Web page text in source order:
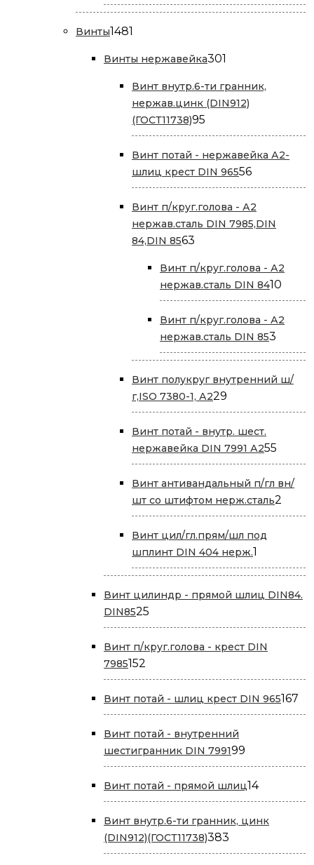
товар
Винты1481
Винты нержавейка301
Винт внутр.6-ти гранник,
нержав.цинк (DIN912)
(ГОСТ11738)95
товаров
Винт потай - нержавейка А2-
шлиц крест DIN 9655656
товаров
Винт п/круг.голова - А2
нержав.сталь DIN 7985,DIN
84,DIN 8563
Винт п/круг.голова - А2
нержав.сталь DIN 8410
Винт п/круг.голова - А2
нержав.сталь DIN 853
товара
Винт полукруг внутренний ш/
г,ISO 7380-1, А229
товаров
Винт потай - внутр. шест.
нержавейка DIN 7991 А255
Винт антивандальный п/гл вн/
шт со штифтом нерж.сталь2
Винт цил/гл.прям/шл под
шплинт DIN 404 нерж.1
товар
Винт цилиндр - прямой шлиц DIN84.
DIN8525
товаров
Винт п/круг.голова - крест DIN
7985152
товара
Винт потай - шлиц крест DIN 965167
Винт потай - внутренний
шестигранник DIN 799199
товаров
Винт потай - прямой шлиц1414
товаров
Винт внутр.6-ти гранник, цинк
(DIN912)(ГОСТ11738)383
товара